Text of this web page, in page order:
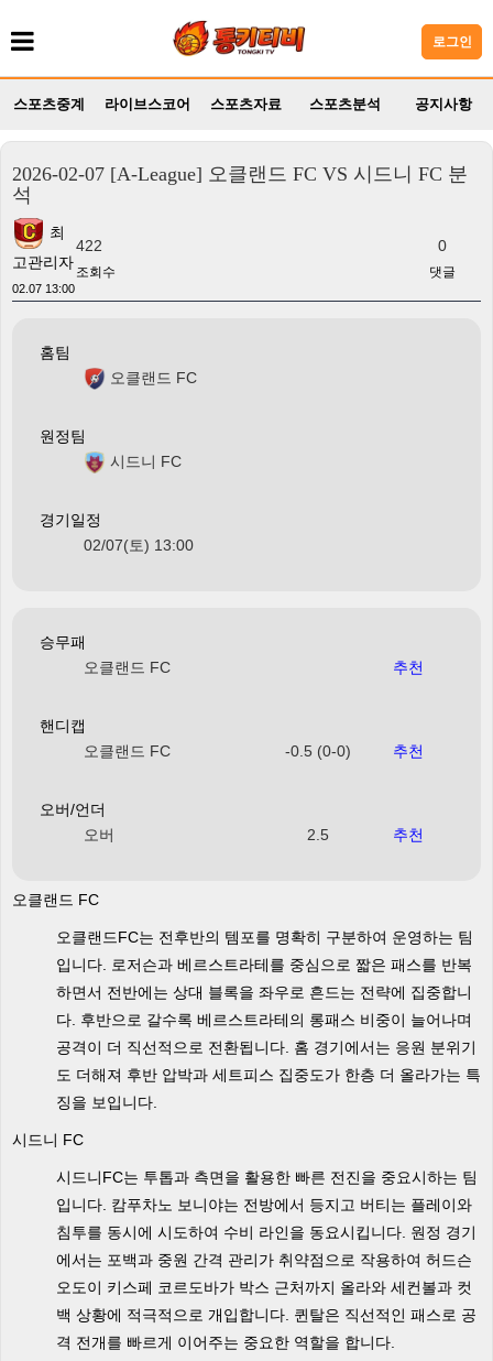
로그인
스포츠중계 라이브스코어 스포츠자료 스포츠분석 공지사항
2026-02-07 [A-League] 오클랜드 FC VS 시드니 FC 분
석
최
고관리자
02.07 13:00
422
조회수
0
댓글
홈팀
오클랜드 FC
원정팀
시드니 FC
경기일정
02/07(토) 13:00
승무패
오클랜드 FC
추천
핸디캡
오클랜드 FC
-0.5 (0-0) 추천
오버/언더
오버
2.5 추천
오클랜드 FC
오클랜드FC는 전후반의 템포를 명확히 구분하여 운영하는 팀
입니다. 로저슨과 베르스트라테를 중심으로 짧은 패스를 반복
하면서 전반에는 상대 블록을 좌우로 흔드는 전략에 집중합니
다. 후반으로 갈수록 베르스트라테의 롱패스 비중이 늘어나며
공격이 더 직선적으로 전환됩니다. 홈 경기에서는 응원 분위기
도 더해져 후반 압박과 세트피스 집중도가 한층 더 올라가는 특
징을 보입니다.
시드니 FC
시드니FC는 투톱과 측면을 활용한 빠른 전진을 중요시하는 팀
입니다. 캄푸차노 보니야는 전방에서 등지고 버티는 플레이와
침투를 동시에 시도하여 수비 라인을 동요시킵니다. 원정 경기
에서는 포백과 중원 간격 관리가 취약점으로 작용하여 허드슨
오도이 키스페 코르도바가 박스 근처까지 올라와 세컨볼과 컷
백 상황에 적극적으로 개입합니다. 퀸탈은 직선적인 패스로 공
격 전개를 빠르게 이어주는 중요한 역할을 합니다.